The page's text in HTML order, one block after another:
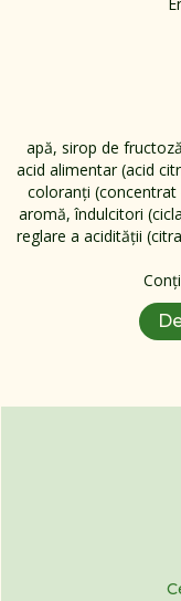
apă, sirop de
acid alimentar (acid
coloranți
aromă, îndulcitori
reglare a acidității